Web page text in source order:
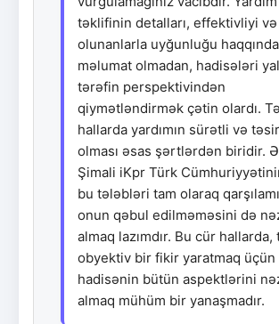
təklifinin detalları, effektivliyi
olunanlarla uyğunluğu
məlumat olmadan, hadisələri
tərəfin perspektivindən
qiymətləndirmək çətin olardı.
hallarda yardımın sürətli və
olması əsas şərtlərdən biridir.
Şimali iKpr Türk
bu tələbləri tam olaraq
onun qəbul edilməməsini də
almaq lazımdır. Bu cür hallarda,
obyektiv bir fikir yaratmaq üçün
hadisənin bütün aspektlərini
almaq mühüm bir yanaşmadır.